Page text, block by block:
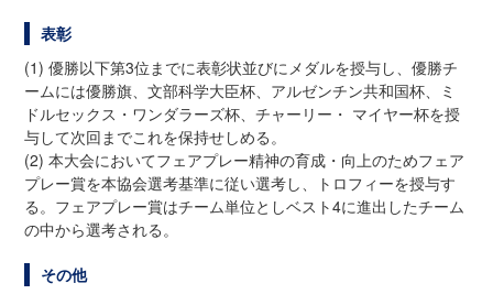
表彰
(1) 優勝以下第3位までに表彰状並びにメダルを授与し、優勝チ
ームには優勝旗、文部科学大臣杯、アルゼンチン共和国杯、ミ
ドルセックス・ワンダラーズ杯、チャーリー・ マイヤー杯を授
与して次回までこれを保持せしめる。
(2) 本大会においてフェアプレー精神の育成・向上のためフェア
プレー賞を本協会選考基準に従い選考し、トロフィーを授与す
る。フェアプレー賞はチーム単位としベスト4に進出したチーム
の中から選考される。
その他